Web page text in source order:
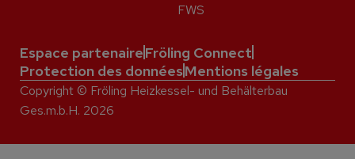
FWS
Espace partenaireFröling Connect
Protection des donnéesMentions légales
Copyright © Fröling Heizkessel- und Behälterbau
Ges.m.b.H. 2026